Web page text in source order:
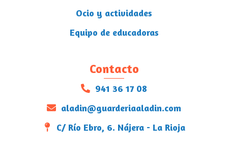
Ocio y actividades
Equipo de educadoras
Contacto
941 36 17 08
aladin@guarderiaaladin.com
C/ Río Ebro, 6. Nájera - La Rioja